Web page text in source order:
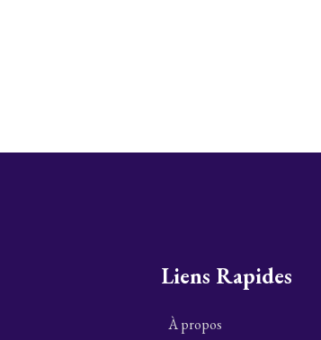
Liens Rapides
À propos